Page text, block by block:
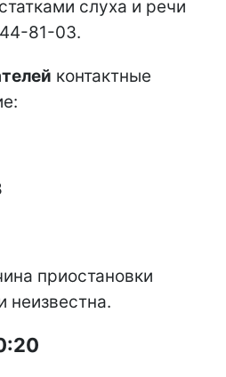
слуха и речи
81-03.
контактные
приостановки
неизвестна.